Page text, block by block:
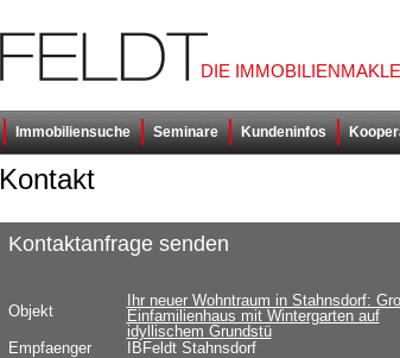
DIE
Immobiliensuche Seminare Kundeninfos
Kontakt
Kontaktanfrage senden
Objekt
Ihr neuer Wohntraum in Stahnsdorf:
Einfamilienhaus mit Wintergarten auf
idyllischem Grundstü
Empfaenger
IBFeldt Stahnsdorf